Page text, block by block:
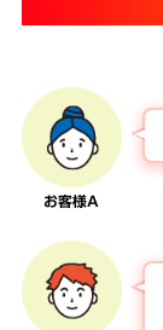
お客様A